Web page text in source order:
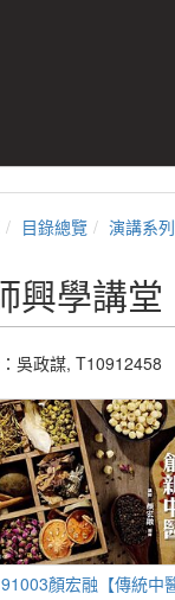
目錄總覽 演講系列
興學講堂
吳政謀, T10912458